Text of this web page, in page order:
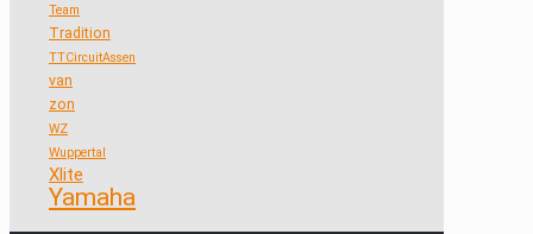
Team
Tradition
TTCircuitAssen
van
zon
WZ
Wuppertal
Xlite
Yamaha